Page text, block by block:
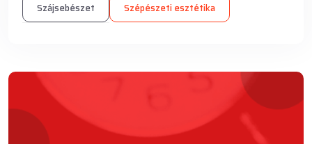
Szájsebészet
Szépészeti esztétika